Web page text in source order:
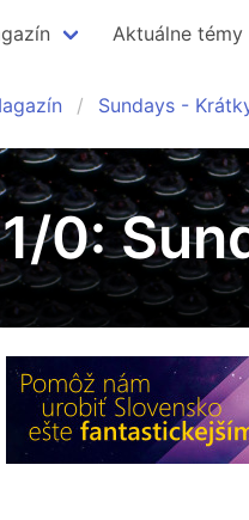
Aktuálne témy
Sundays -
0: